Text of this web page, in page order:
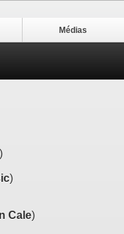
Médias
)
)
Cale)